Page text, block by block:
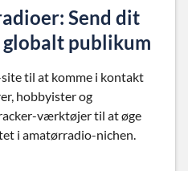
Send dit
publikum
til at komme i kontakt
hobbyister og
værktøjer til at øge
i amatørradio-nichen.